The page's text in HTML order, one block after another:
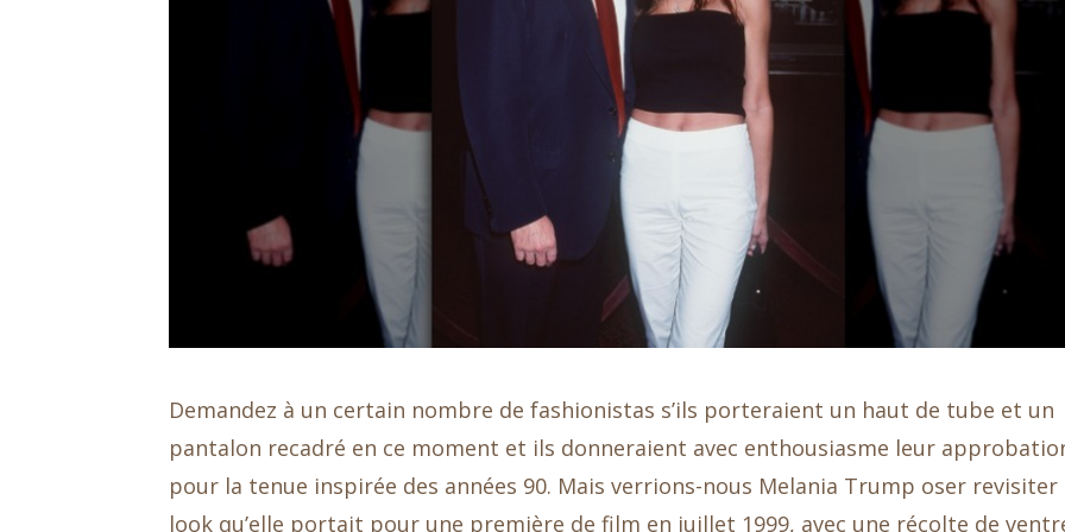
Demandez à un certain nombre de fashionistas s’ils porteraient un haut de tube et un
pantalon recadré en ce moment et ils donneraient avec enthousiasme leur
pour la tenue inspirée des années 90. Mais verrions-nous Melania Trump oser revisiter
look qu’elle portait pour une première de film en juillet 1999, avec une récolte de